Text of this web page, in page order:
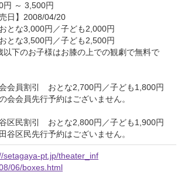
円 ～ 3,500円
売日】2008/04/20
とな3,000円／子ども2,000円
とな3,500円／子ども2,500円
下のお子様はお膝の上での観劇で無料で
会員割引 おとな2,700円／子ども1,800円
会会員先行予約はございません。
区民割引 おとな2,800円／子ども1,900円
谷区民先行予約はございません。
setagaya-pt.jp/theater_inf
06/boxes.html